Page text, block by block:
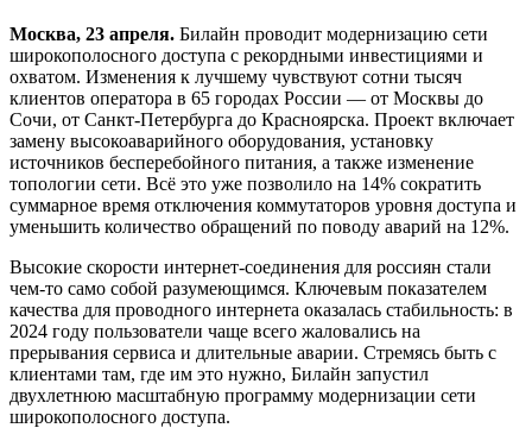
Москва, 23 апреля. Билайн проводит модернизацию сети
широкополосного доступа с рекордными инвестициями и
охватом. Изменения к лучшему чувствуют сотни тысяч
клиентов оператора в 65 городах России — от Москвы до
Сочи, от Санкт-Петербурга до Красноярска. Проект включает
замену высокоаварийного оборудования, установку
источников бесперебойного питания, а также изменение
топологии сети. Всё это уже позволило на 14% сократить
суммарное время отключения коммутаторов уровня доступа и
уменьшить количество обращений по поводу аварий на 12%.
Высокие скорости интернет-соединения для россиян стали
чем-то само собой разумеющимся. Ключевым показателем
качества для проводного интернета оказалась стабильность: в
2024 году пользователи чаще всего жаловались на
прерывания сервиса и длительные аварии. Стремясь быть с
клиентами там, где им это нужно, Билайн запустил
двухлетнюю масштабную программу модернизации сети
широкополосного доступа.